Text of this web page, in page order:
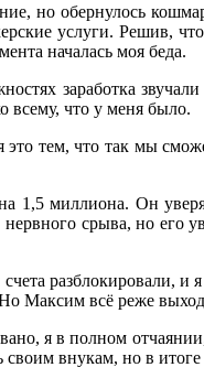
но обернулось
услуги. Решив,
началась моя беда.
заработка
всему, что у меня было.
это тем, что так мы
1,5 миллиона. Он
срыва, но его
разблокировали, и я
Максим всё реже
я в полном
внукам, но в